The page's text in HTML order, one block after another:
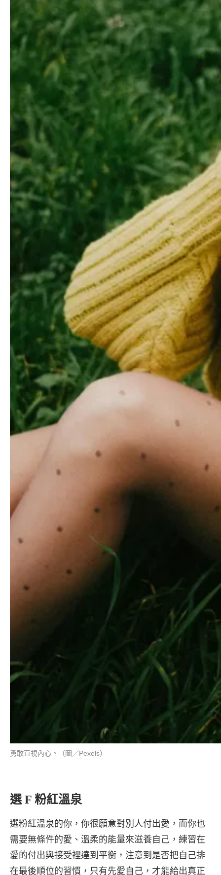
勇敢直視內心。（圖／Pexels）
選 F 粉紅溫泉
選粉紅溫泉的你，你很願意對別人付出愛，而你也
需要無條件的愛、溫柔的能量來滋養自己，練習在
愛的付出與接受裡達到平衡，注意到是否把自己排
在最後順位的習慣，只有先愛自己，才能給出真正